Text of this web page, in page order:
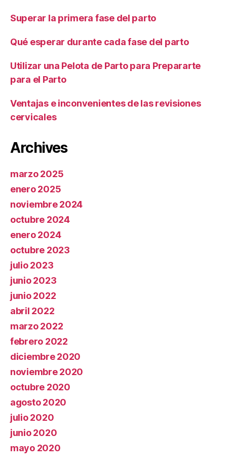
Superar la primera fase del parto
Qué esperar durante cada fase del parto
Utilizar una Pelota de Parto para Prepararte
para el Parto
Ventajas e inconvenientes de las revisiones
cervicales
Archives
marzo 2025
enero 2025
noviembre 2024
octubre 2024
enero 2024
octubre 2023
julio 2023
junio 2023
junio 2022
abril 2022
marzo 2022
febrero 2022
diciembre 2020
noviembre 2020
octubre 2020
agosto 2020
julio 2020
junio 2020
mayo 2020